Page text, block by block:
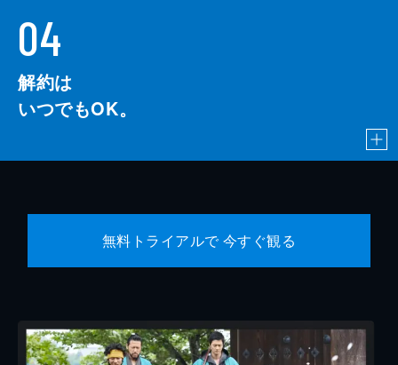
04
解約は
いつでもOK。
無料トライアルで 今すぐ観る